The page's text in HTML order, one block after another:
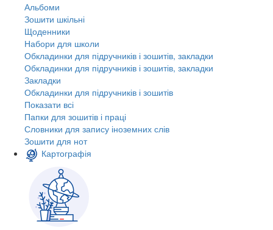
Альбоми
Зошити шкільні
Щоденники
Набори для школи
Обкладинки для підручників і зошитів, закладки
Обкладинки для підручників і зошитів, закладки
Закладки
Обкладинки для підручників і зошитів
Показати всі
Папки для зошитів і праці
Словники для запису іноземних слів
Зошити для нот
Картографія